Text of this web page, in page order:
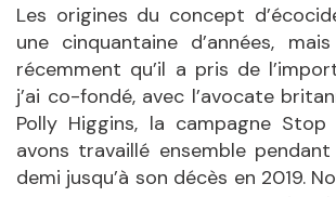
Les origines du concept
une cinquantaine d’années,
récemment qu’il a pris de
j’ai co-fondé, avec l’avocate
Polly Higgins, la campagne Stop
avons travaillé ensemble
demi jusqu’à son décès en 2019.